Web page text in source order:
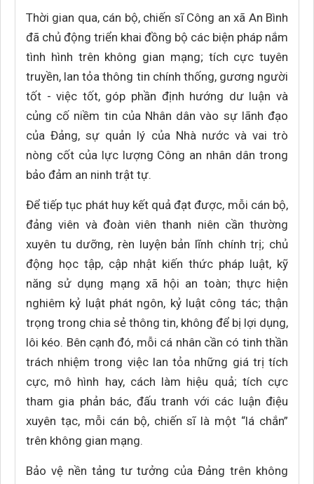
Thời gian qua, cán bộ, chiến sĩ Công an xã An Bình
đã chủ động triển khai đồng bộ các biện pháp nắm
tình hình trên không gian mạng; tích cực tuyên
truyền, lan tỏa thông tin chính thống, gương người
tốt - việc tốt, góp phần định hướng dư luận và
củng cố niềm tin của Nhân dân vào sự lãnh đạo
của Đảng, sự quản lý của Nhà nước và vai trò
nòng cốt của lực lượng Công an nhân dân trong
bảo đảm an ninh trật tự.
Để tiếp tục phát huy kết quả đạt được, mỗi cán bộ,
đảng viên và đoàn viên thanh niên cần thường
xuyên tu dưỡng, rèn luyện bản lĩnh chính trị; chủ
động học tập, cập nhật kiến thức pháp luật, kỹ
năng sử dụng mạng xã hội an toàn; thực hiện
nghiêm kỷ luật phát ngôn, kỷ luật công tác; thận
trọng trong chia sẻ thông tin, không để bị lợi dụng,
lôi kéo. Bên cạnh đó, mỗi cá nhân cần có tinh thần
trách nhiệm trong việc lan tỏa những giá trị tích
cực, mô hình hay, cách làm hiệu quả; tích cực
tham gia phản bác, đấu tranh với các luận điệu
xuyên tạc, mỗi cán bộ, chiến sĩ là một “lá chắn”
trên không gian mạng.
Bảo vệ nền tảng tư tưởng của Đảng trên không